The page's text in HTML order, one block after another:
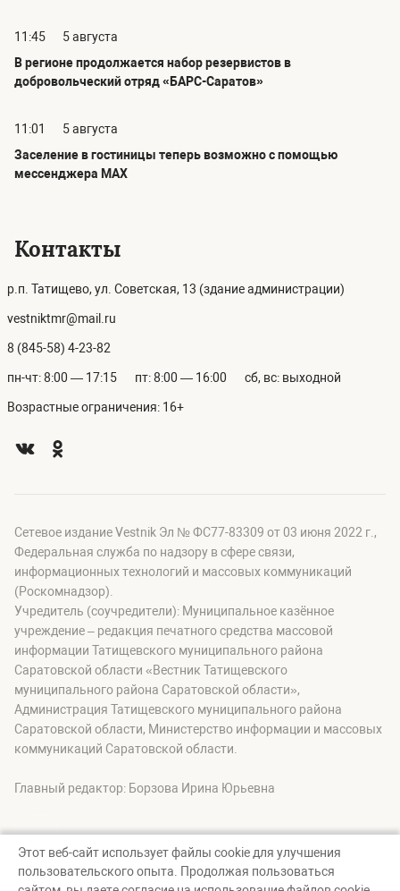
11:45
5 августа
В регионе продолжается набор резервистов в
добровольческий отряд «БАРС-Саратов»
11:01
5 августа
Заселение в гостиницы теперь возможно с помощью
мессенджера MAX
Контакты
р.п. Татищево, ул. Советская, 13 (здание администрации)
vestniktmr@mail.ru
8 (845-58) 4-23-82
пн-чт: 8:00 — 17:15 пт: 8:00 — 16:00 сб, вс: выходной
Возрастные ограничения: 16+
Сетевое издание Vestnik Эл № ФС77-83309 от 03 июня 2022 г.,
Федеральная служба по надзору в сфере связи,
информационных технологий и массовых коммуникаций
(Роскомнадзор).
Учредитель (соучредители): Муниципальное казённое
учреждение – редакция печатного средства массовой
информации Татищевского муниципального района
Саратовской области «Вестник Татищевского
муниципального района Саратовской области»,
Администрация Татищевского муниципального района
Саратовской области, Министерство информации и массовых
коммуникаций Саратовской области.
Главный редактор: Борзова Ирина Юрьевна
© Вестник Татищевского муниципального района, 2026
Этот веб-сайт использует файлы cookie для улучшения
пользовательского опыта. Продолжая пользоваться